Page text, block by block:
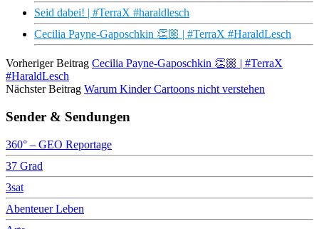
Seid dabei! | #TerraX #haraldlesch
Cecilia Payne-Gaposchkin 👏🏼 | #TerraX #HaraldLesch
Vorheriger Beitrag Cecilia Payne-Gaposchkin 👏🏼 | #TerraX
#HaraldLesch
Nächster Beitrag Warum Kinder Cartoons nicht verstehen
Sender & Sendungen
360° – GEO Reportage
37 Grad
3sat
Abenteuer Leben